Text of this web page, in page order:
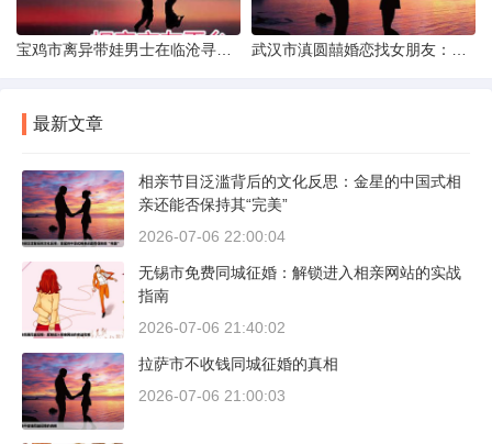
最新文章
相亲节目泛滥背后的文化反思：金星的中国式相
亲还能否保持其“完美”
2026-07-06 22:00:04
无锡市免费同城征婚：解锁进入相亲网站的实战
指南
2026-07-06 21:40:02
拉萨市不收钱同城征婚的真相
2026-07-06 21:00:03